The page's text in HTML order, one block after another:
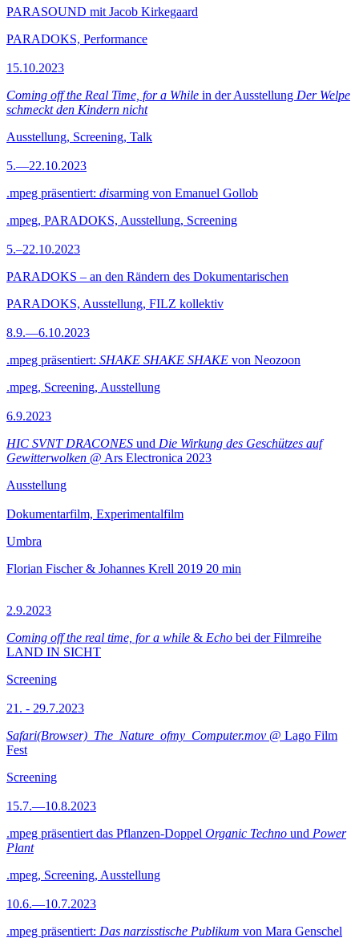
PARASOUND mit Jacob Kirkegaard
PARADOKS, Performance
15.10.2023
Coming off the Real Time, for a While in der Ausstellung Der Welpe
schmeckt den Kindern nicht
Ausstellung, Screening, Talk
5.—22.10.2023
.mpeg präsentiert: disarming von Emanuel Gollob
.mpeg, PARADOKS, Ausstellung, Screening
5.–22.10.2023
PARADOKS – an den Rändern des Dokumentarischen
PARADOKS, Ausstellung, FILZ kollektiv
8.9.—6.10.2023
.mpeg präsentiert: SHAKE SHAKE SHAKE von Neozoon
.mpeg, Screening, Ausstellung
6.9.2023
HIC SVNT DRACONES und Die Wirkung des Geschützes auf
Gewitterwolken @ Ars Electronica 2023
Ausstellung
Dokumentarfilm, Experimentalfilm
Umbra
Florian Fischer & Johannes Krell 2019 20 min
2.9.2023
Coming off the real time, for a while & Echo bei der Filmreihe
LAND IN SICHT
Screening
21. - 29.7.2023
Safari(Browser)_The_Nature_ofmy_Computer.mov @ Lago Film
Fest
Screening
15.7.—10.8.2023
.mpeg präsentiert das Pflanzen-Doppel Organic Techno und Power
Plant
.mpeg, Screening, Ausstellung
10.6.—10.7.2023
.mpeg präsentiert: Das narzisstische Publikum von Mara Genschel